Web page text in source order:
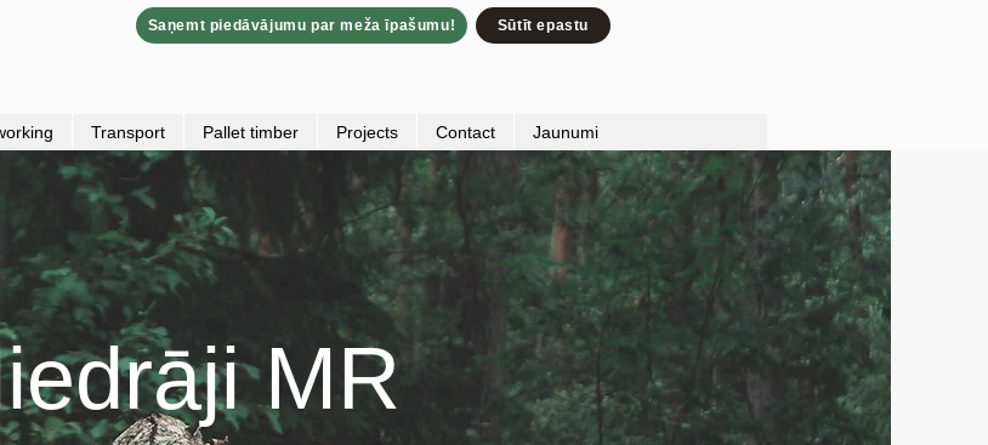
Saņemt piedāvājumu par meža īpašumu! Sūtīt epastu
Transport Pallet timber Projects Contact Jaunumi
MR